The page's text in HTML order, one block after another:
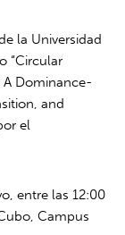
la Universidad
“Circular
A Dominance-
and
el
entre las 12:00
Campus